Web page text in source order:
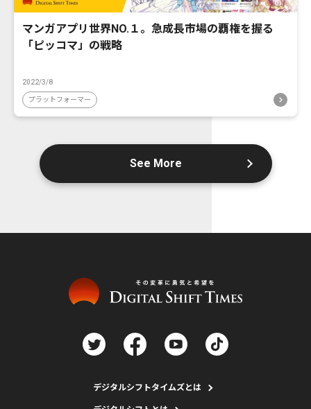
マンガアプリ世界NO.１。急成長市場の覇権を握る
「ピッコマ」の戦略
2022/3/8
プラットフォーマー
See More
デジタルシフトタイムズとは